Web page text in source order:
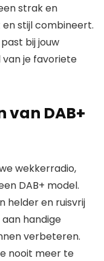
strak en
stijl combineert.
bij jouw
je favoriete
van DAB+
wekkerradio,
DAB+ model.
helder en ruisvrij
handige
verbeteren.
nooit meer te